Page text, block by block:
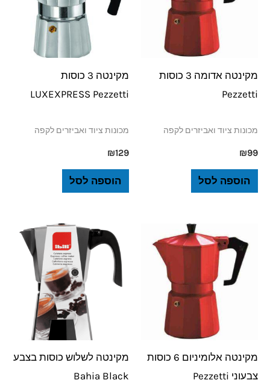
מקינטה אדומה 3 כוסות
Pezzetti
מכונות ציוד ואביזרים לקפה
₪99
הוספה לסל
מקינטה 3 כוסות
LUXEXPRESS Pezzetti
מכונות ציוד ואביזרים לקפה
₪129
הוספה לסל
מקינטה אלומיניום 6 כוסות
צבעוני Pezzetti
מקינטה לשלוש כוסות בצבע
Bahia Black